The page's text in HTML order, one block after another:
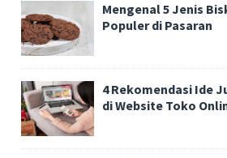
Mengenal 5 Jenis
Populer di Pasaran
4 Rekomendasi Ide
di Website Toko